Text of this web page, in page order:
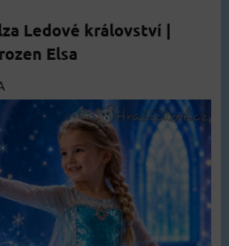
Ledové království |
Elsa